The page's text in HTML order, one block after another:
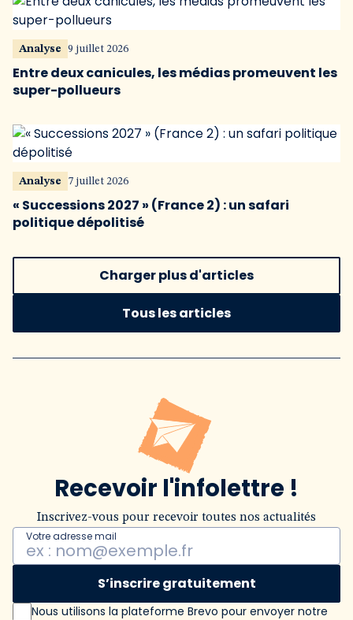
Analyse 9 juillet 2026
Entre deux canicules, les médias promeuvent les
super-pollueurs
Analyse 7 juillet 2026
« Successions 2027 » (France 2) : un safari
politique dépolitisé
Charger plus d'articles
Tous les articles
Recevoir l'infolettre !
Inscrivez-vous pour recevoir toutes nos actualités
Votre adresse mail
S’inscrire gratuitement
Nous utilisons la plateforme Brevo pour envoyer notre